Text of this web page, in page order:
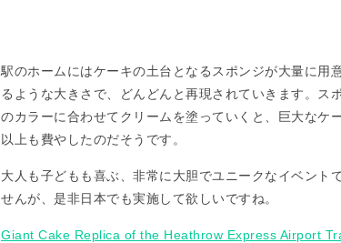
駅のホームにはケーキの土台となるスポンジが大量に用
るような大きさで、どんどんと再現されていきます。ス
のカラーに合わせてクリームを塗っていくと、巨大なケ
以上も費やしたのだそうです。
大人も子どもも喜ぶ、非常に大胆でユニークなイベント
せんが、是非日本でも実施して欲しいですね。
Giant Cake Replica of the Heathrow Express Airport